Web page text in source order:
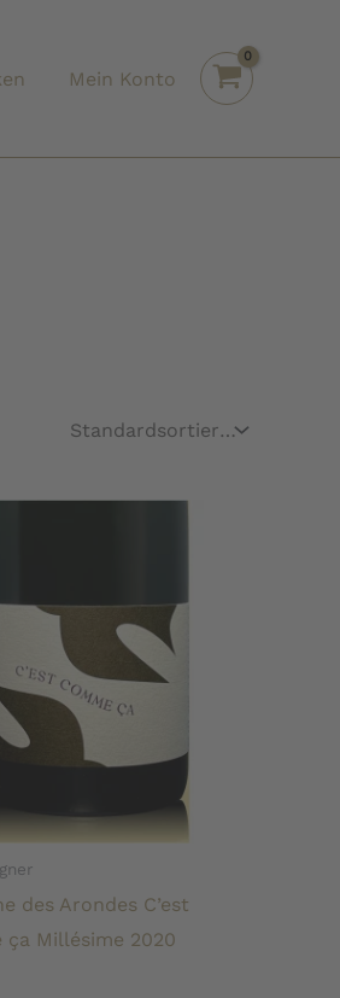
Mein Konto
des Arondes C’est
ça Millésime 2020